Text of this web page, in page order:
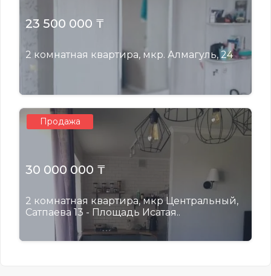
23 500 000 ₸
2 комнатная квартира, мкр. Алмагуль, 24
Продажа
30 000 000 ₸
2 комнатная квартира, мкр Центральный,
Сатпаева 13 - Площадь Исатая..